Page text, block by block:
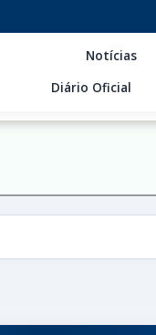
Notícias
Diário Oficial